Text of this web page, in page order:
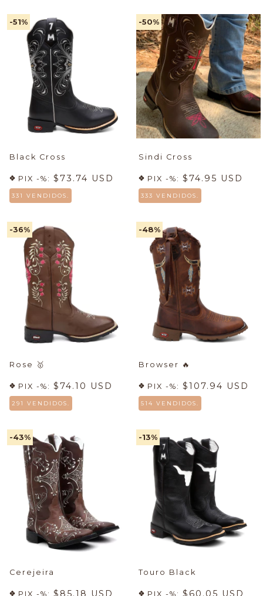
-51%
Black Cross
PIX -%: $73.74 USD
331 VENDIDOS.
-50%
Sindi Cross
PIX -%: $74.95 USD
333 VENDIDOS.
-36%
Rose 🥇
PIX -%: $74.10 USD
291 VENDIDOS.
-48%
Browser 🔥
PIX -%: $107.94 USD
514 VENDIDOS.
-43%
Cerejeira
PIX -%: $85.18 USD
-13%
Touro Black
PIX -%: $60.05 USD